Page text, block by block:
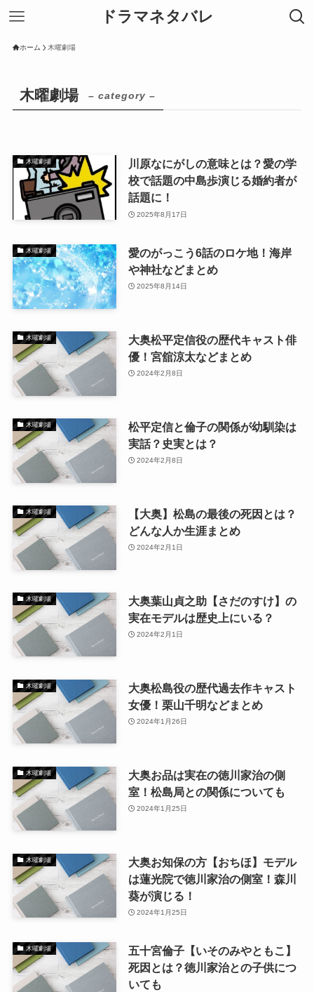
ドラマネタバレ
ホーム 木曜劇場
木曜劇場 – category –
木曜劇場
川原なにがしの意味とは？愛の学
校で話題の中島歩演じる婚約者が
話題に！
2025年8月17日
木曜劇場
愛のがっこう6話のロケ地！海岸
や神社などまとめ
2025年8月14日
木曜劇場
大奥松平定信役の歴代キャスト俳
優！宮舘涼太などまとめ
2024年2月8日
木曜劇場
松平定信と倫子の関係が幼馴染は
実話？史実とは？
2024年2月8日
木曜劇場
【大奥】松島の最後の死因とは？
どんな人か生涯まとめ
2024年2月1日
木曜劇場
大奥葉山貞之助【さだのすけ】の
実在モデルは歴史上にいる？
2024年2月1日
木曜劇場
大奥松島役の歴代過去作キャスト
女優！栗山千明などまとめ
2024年1月26日
木曜劇場
大奥お品は実在の徳川家治の側
室！松島局との関係についても
2024年1月25日
木曜劇場
大奥お知保の方【おちほ】モデル
は蓮光院で徳川家治の側室！森川
葵が演じる！
2024年1月25日
木曜劇場
五十宮倫子【いそのみやともこ】
死因とは？徳川家治との子供につ
いても